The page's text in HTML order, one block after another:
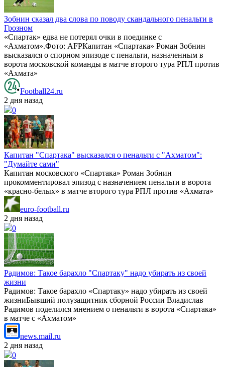
Зобнин сказал два слова по поводу скандального пенальти в
Грозном
«Спартак» едва не потерял очки в поединке с
«Ахматом».Фото: AFPКапитан «Спартака» Роман Зобнин
высказался о спорном эпизоде с пенальти, назначенным в
ворота московской команды в матче второго тура РПЛ против
«Ахмата»
Football24.ru
2 дня назад
0
Капитан "Спартака" высказался о пенальти с "Ахматом":
"Думайте сами"
Капитан московского «Спартака» Роман Зобнин
прокомментировал эпизод с назначением пенальти в ворота
«красно-белых» в матче второго тура РПЛ против «Ахмата»
euro-football.ru
2 дня назад
0
Радимов: Такое барахло "Спартаку" надо убирать из своей
жизни
Радимов: Такое барахло «Спартаку» надо убирать из своей
жизниБывший полузащитник сборной России Владислав
Радимов поделился мнением о пенальти в ворота «Спартака»
в матче с «Ахматом»
news.mail.ru
2 дня назад
0